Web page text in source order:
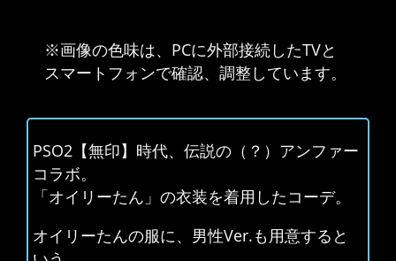
※画像の色味は、PCに外部接続したTVと
スマートフォンで確認、調整しています。
PSO2【無印】時代、伝説の（？）アンファー
コラボ。
「オイリーたん」の衣装を着用したコーデ。
オイリーたんの服に、男性Ver.も用意すると